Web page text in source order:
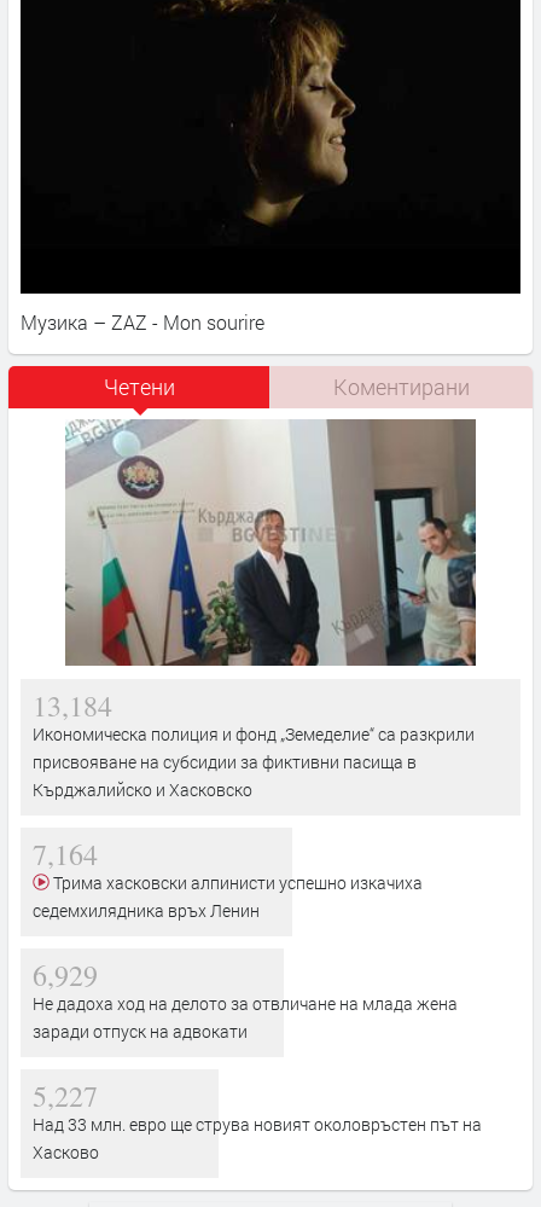
Музика – ZAZ - Mon sourire
Четени Коментирани
13,184
Икономическа полиция и фонд „Земеделие“ са разкрили
присвояване на субсидии за фиктивни пасища в
Кърджалийско и Хасковско
7,164
седемхилядника връх Ленин
6,929
Не дадоха ход на делото за отвличане на млада жена
заради отпуск на адвокати
5,227
Над 33 млн. евро ще струва новият околовръстен път на
Хасково